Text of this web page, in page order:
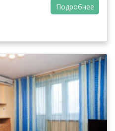
Подробнее